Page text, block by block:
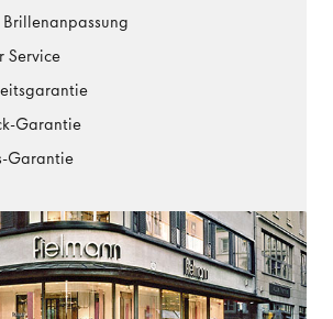
Service
Garantie
Garantie